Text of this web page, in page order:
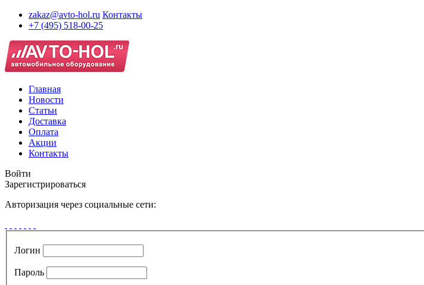
zakaz@avto-hol.ru Контакты
+7 (495) 518-00-25
Главная
Новости
Статьи
Доставка
Оплата
Акции
Контакты
Войти
Зарегистрироваться
Авторизация через социальные сети:
Логин
Пароль